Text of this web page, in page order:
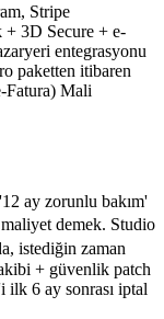
Stripe
+ 3D Secure + e-
entegrasyonu
paketten itibaren
Fatura) Mali
ay zorunlu bakım'
demek. Studio
istediğin zaman
+ güvenlik patch
6 ay sonrası iptal